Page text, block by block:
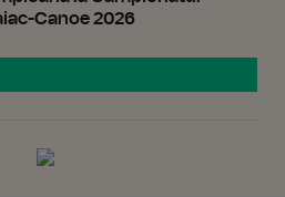
Canoe 2026